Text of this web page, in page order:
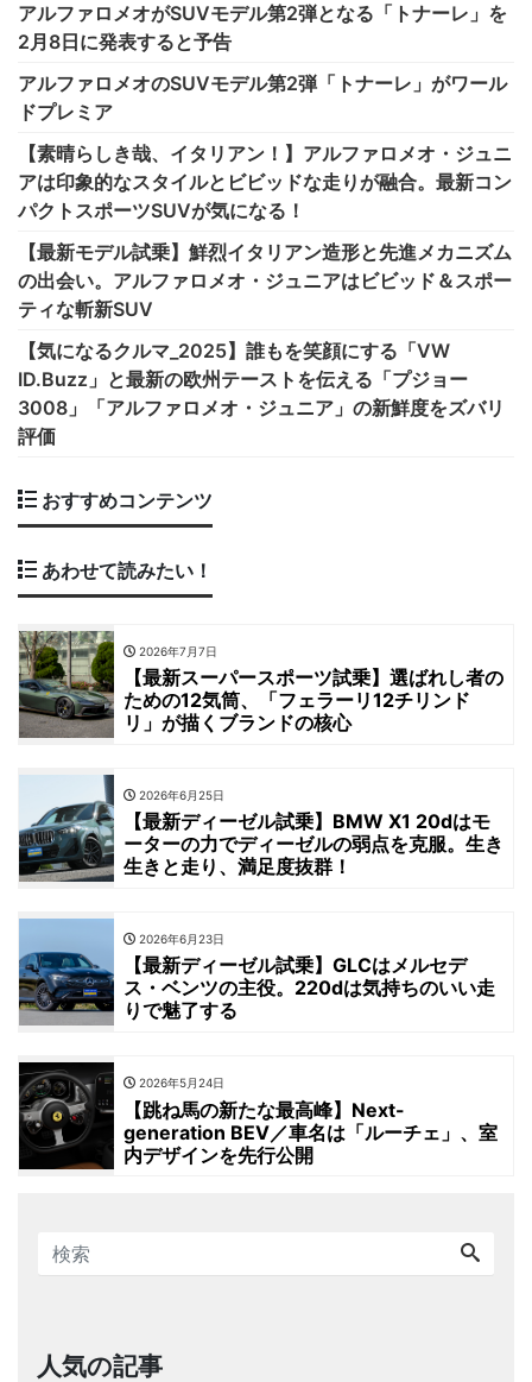
アルファロメオがSUVモデル第2弾となる「トナーレ」を
2月8日に発表すると予告
アルファロメオのSUVモデル第2弾「トナーレ」がワール
ドプレミア
【素晴らしき哉、イタリアン！】アルファロメオ・ジュニ
アは印象的なスタイルとビビッドな走りが融合。最新コン
パクトスポーツSUVが気になる！
【最新モデル試乗】鮮烈イタリアン造形と先進メカニズム
の出会い。アルファロメオ・ジュニアはビビッド＆スポー
ティな斬新SUV
【気になるクルマ_2025】誰もを笑顔にする「VW
ID.Buzz」と最新の欧州テーストを伝える「プジョー
3008」「アルファロメオ・ジュニア」の新鮮度をズバリ
評価
おすすめコンテンツ
あわせて読みたい！
2026年7月7日
【最新スーパースポーツ試乗】選ばれし者の
ための12気筒、「フェラーリ12チリンド
リ」が描くブランドの核心
2026年6月25日
【最新ディーゼル試乗】BMW X1 20dはモ
ーターの力でディーゼルの弱点を克服。生き
生きと走り、満足度抜群！
2026年6月23日
【最新ディーゼル試乗】GLCはメルセデ
ス・ベンツの主役。220dは気持ちのいい走
りで魅了する
2026年5月24日
【跳ね馬の新たな最高峰】Next-
generation BEV／車名は「ルーチェ」、室
内デザインを先行公開
人気の記事